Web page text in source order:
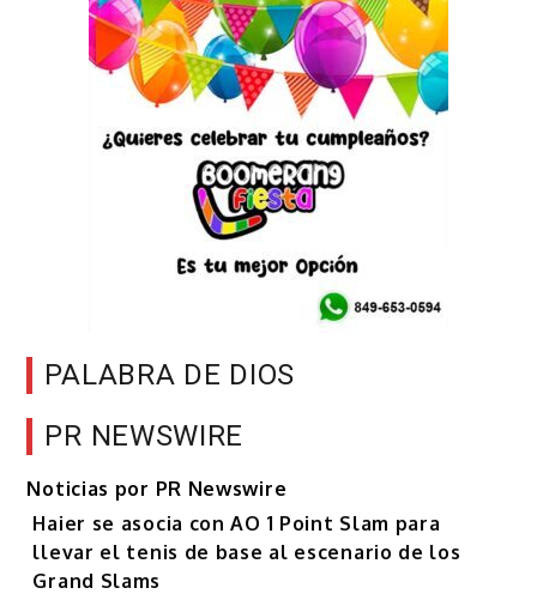
PALABRA DE DIOS
PR NEWSWIRE
Noticias por PR Newswire
Haier se asocia con AO 1 Point Slam para
llevar el tenis de base al escenario de los
Grand Slams